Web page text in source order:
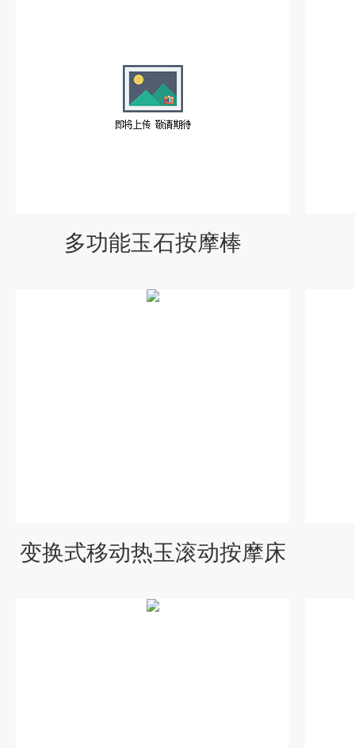
多功能玉石按摩棒
变换式移动热玉滚动按摩床